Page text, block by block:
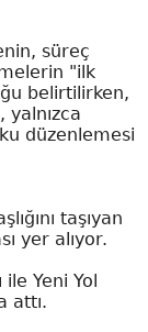
süreç
"ilk
belirtilirken,
yalnızca
düzenlemesi
taşıyan
yer alıyor.
Yeni Yol
attı.